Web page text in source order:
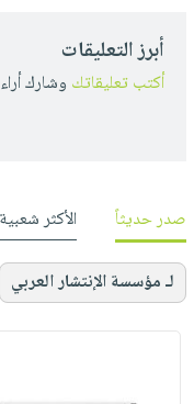
أبرز التعليقات
أكتب تعليقاتك وشارك
صدر حديثاً الأكثر شعبية
لـ مؤسسة الإنتشار العربي